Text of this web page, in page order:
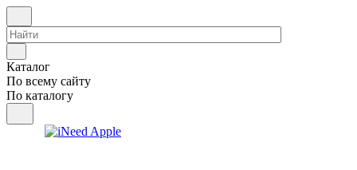
Каталог
По всему сайту
По каталогу